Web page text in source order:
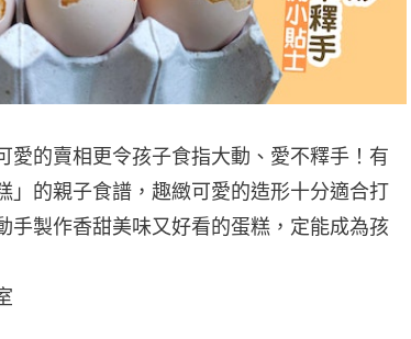
愛的賣相更令孩子食指大動、愛不釋手！有
」的親子食譜，趣緻可愛的造形十分適合打
手製作香甜美味又好看的蛋糕，定能成為孩